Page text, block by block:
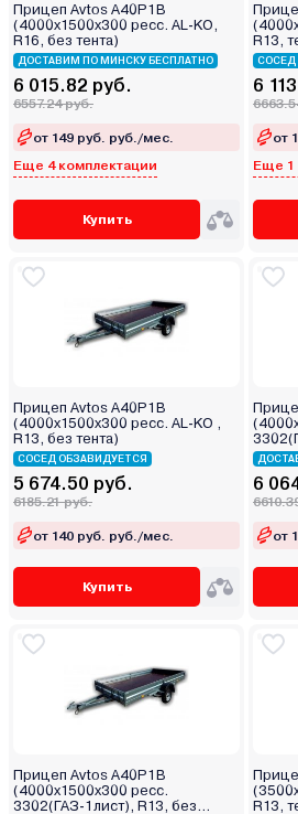
Прицеп Avtos A40P1B
(4000х1500х300 ресс. AL-KO,
R16, без тента)
ДОСТАВИМ ПО МИНСКУ БЕСПЛАТНО
6 015.82 руб.
6557.24 руб.
от 149 руб. руб./мес.
Еще 4 комплектации
Купить
R13,
СОСЕД
6
от
Еще 1
Прицеп Avtos A40P1B
(4000х1500х300 ресс. AL-KO ,
R13, без тента)
СОСЕД ОБЗАВИДУЕТСЯ
5 674.50 руб.
6185.21 руб.
от 140 руб. руб./мес.
Купить
тента)
6
от
Прицеп Avtos A40P1B
(4000х1500х300 ресс.
3302(ГАЗ-1лист), R13, без
R13,